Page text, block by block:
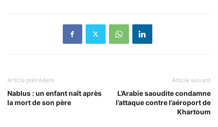
Article précédent
Nablus : un enfant naît après
la mort de son père
Article suivant
L’Arabie saoudite condamne
l’attaque contre l’aéroport de
Khartoum